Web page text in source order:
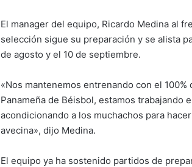
El manager del equipo, Ricardo Medina al
selección sigue su preparación y se alista
de agosto y el 10 de septiembre.
«Nos mantenemos entrenando con el
Panameña de Béisbol, estamos trabajando
acondicionando a los muchachos para
avecina», dijo Medina.
El equipo ya ha sostenido partidos de